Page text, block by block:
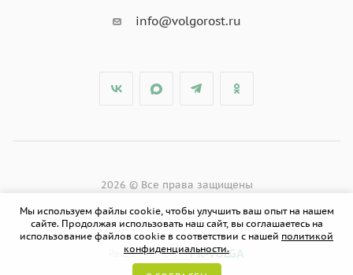
info@volgorost.ru
2026 © Все права защищены
Разработано в PR-VOLGA
Мы используем файлы cookie, чтобы улучшить ваш опыт на нашем
сайте. Продолжая использовать наш сайт, вы соглашаетесь на
использование файлов cookie в соответствии с нашей политикой
конфиденциальности.